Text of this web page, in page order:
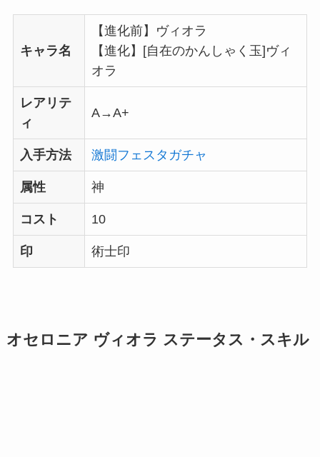
キャラ名
【進化前】ヴィオラ
【進化】[自在のかんしゃく玉]ヴィ
オラ
レアリテ
ィ
A→A+
入手方法 激闘フェスタガチャ
属性 神
コスト 10
印 術士印
オセロニア ヴィオラ ステータス・スキル